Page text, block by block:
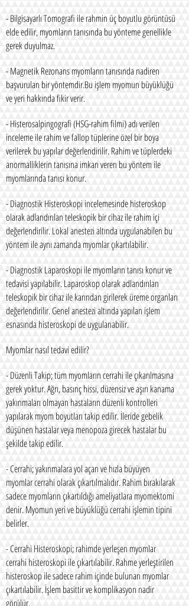
- Bilgisayarlı Tomografi ile rahmin üç boyutlu görüntüsü
elde edilir, myomların tanısında bu yönteme genellikle
gerek duyulmaz.
- Magnetik Rezonans myomların tanısında nadiren
başvurulan bir yöntemdir.Bu işlem myomun büyüklüğü
ve yeri hakkında fikir verir.
- Histerosalpingografi (HSG-rahim filmi) adı verilen
inceleme ile rahim ve fallop tüplerine özel bir boya
verilerek bu yapılar değerlendirilir. Rahim ve tüplerdeki
anormalliklerin tanısına imkan veren bu yöntem ile
myomlarında tanısı konur.
- Diagnostik Histeroskopi incelemesinde histeroskop
olarak adlandırılan teleskopik bir cihaz ile rahim içi
değerlendirilir. Lokal anestezi altında uygulanabilen bu
yöntem ile aynı zamanda myomlar çıkartılabilir.
- Diagnostik Laparoskopi ile myomların tanısı konur ve
tedavisi yapılabilir. Laparoskop olarak adlandırılan
teleskopik bir cihaz ile karından girilerek üreme organları
değerlendirilir. Genel anestezi altında yapılan işlem
esnasında histeroskopi de uygulanabilir.
Myomlar nasıl tedavi edilir?
- Düzenli Takip; tüm myomların cerrahi ile çıkarılmasına
gerek yoktur. Ağrı, basınç hissi, düzensiz ve aşırı kanama
yakınmaları olmayan hastaların düzenli kontrolleri
yapılarak myom boyutları takip edilir. İleride gebelik
düşünen hastalar veya menopoza girecek hastalar bu
şekilde takip edilir.
- Cerrahi; yakınmalara yol açan ve hızla büyüyen
myomlar cerrahi olarak çıkartılmalıdır. Rahim bırakılarak
sadece myomların çıkartıldığı ameliyatlara myomektomi
denir. Myomun yeri ve büyüklüğü cerrahi işlemin tipini
belirler.
- Cerrahi Histeroskopi; rahimde yerleşen myomlar
cerrahi histeroskopi ile çıkartılabilir. Rahme yerleştirilen
histeroskop ile sadece rahim içinde bulunan myomlar
çıkartılabilir. İşlem basittir ve komplikasyon nadir
görülür.